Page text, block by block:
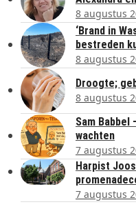
8 augustus
‘Brand in
bestreden
8 augustus
Droogte;
8 augustus
Sam
wachten
7 augustus
Harpist
7 augustus